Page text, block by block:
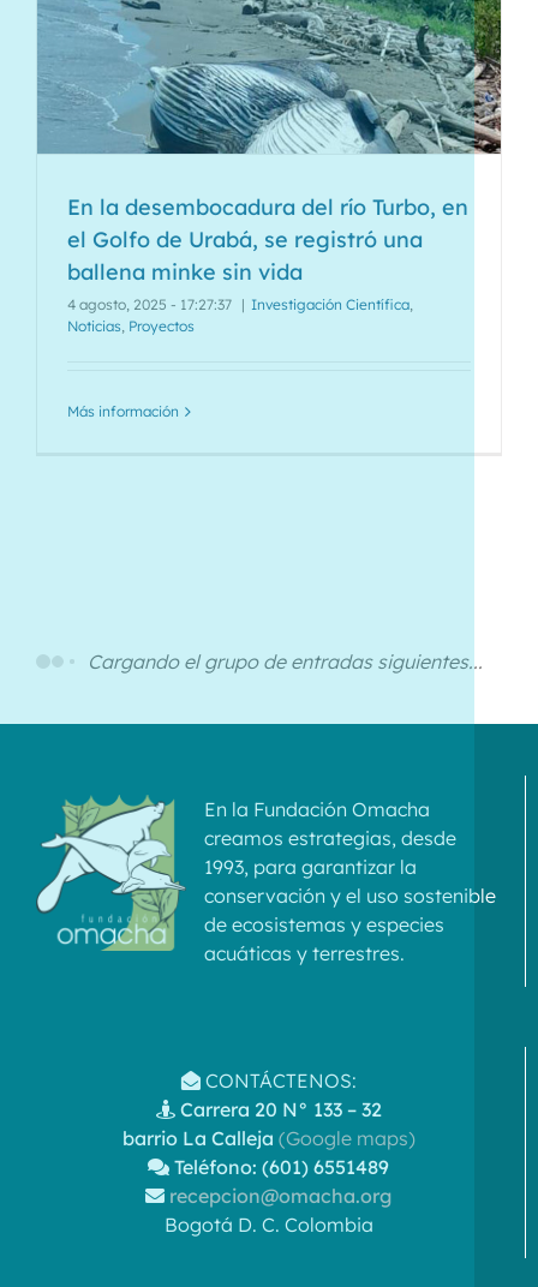
En la desembocadura del río Turbo, en
el Golfo de Urabá, se registró una
ballena minke sin vida
4 agosto, 2025 - 17:27:37 | Investigación Científica,
Noticias, Proyectos
Más información
aprobación de resolución global para
la conservación de delfines de río
31 julio, 2025 - 19:36:52 Conservación In Situ